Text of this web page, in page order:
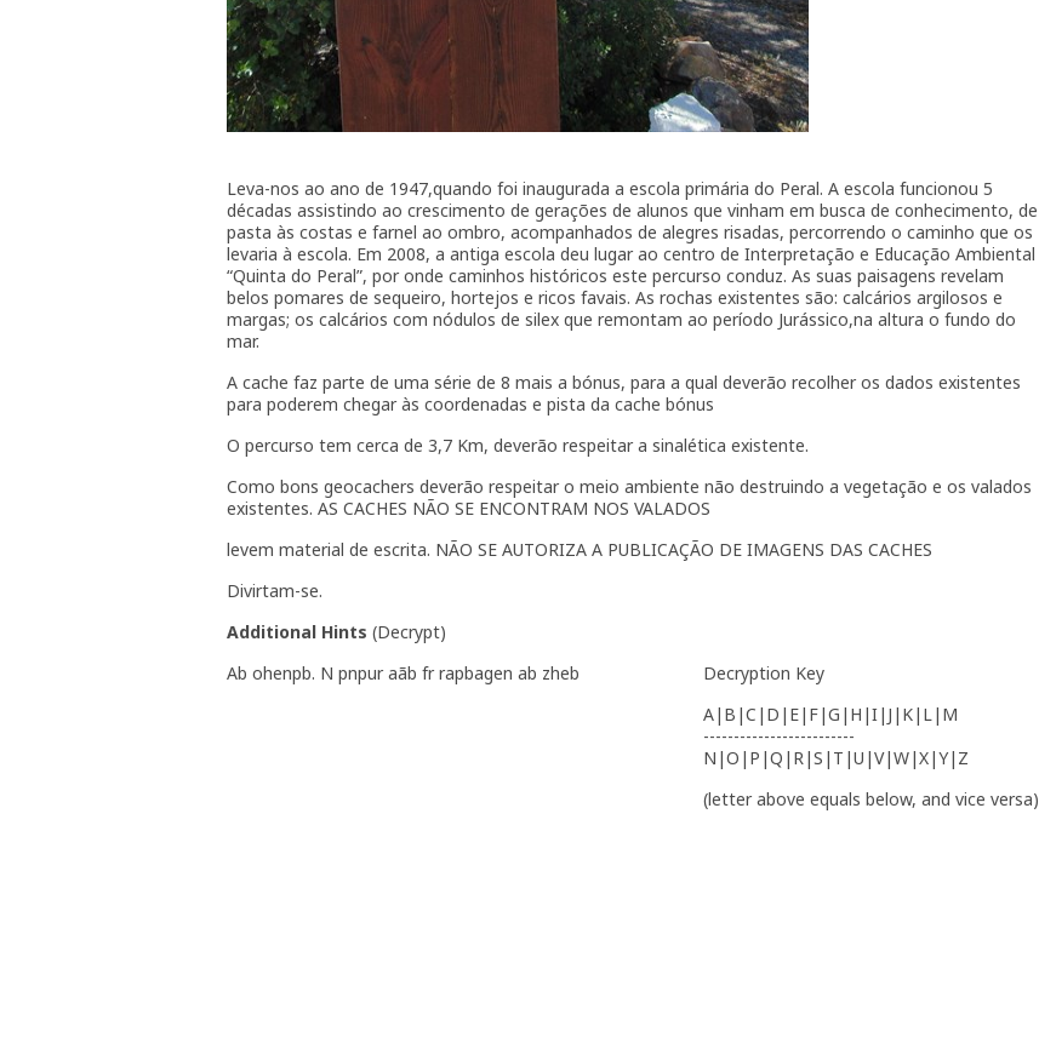
Leva-nos ao ano de 1947,quando foi inaugurada a escola primária do Peral. A escola funcionou 5
décadas assistindo ao crescimento de gerações de alunos que vinham em busca de conhecimento, de
pasta às costas e farnel ao ombro, acompanhados de alegres risadas, percorrendo o caminho que os
levaria à escola. Em 2008, a antiga escola deu lugar ao centro de Interpretação e Educação Ambiental
“Quinta do Peral”, por onde caminhos históricos este percurso conduz. As suas paisagens revelam
belos pomares de sequeiro, hortejos e ricos favais. As rochas existentes são: calcários argilosos e
margas; os calcários com nódulos de silex que remontam ao período Jurássico,na altura o fundo do
mar.
A cache faz parte de uma série de 8 mais a bónus, para a qual deverão recolher os dados existentes
para poderem chegar às coordenadas e pista da cache bónus
O percurso tem cerca de 3,7 Km, deverão respeitar a sinalética existente.
Como bons geocachers deverão respeitar o meio ambiente não destruindo a vegetação e os valados
existentes. AS CACHES NÃO SE ENCONTRAM NOS VALADOS
levem material de escrita. NÃO SE AUTORIZA A PUBLICAÇÃO DE IMAGENS DAS CACHES
Divirtam-se.
Additional Hints (Decrypt)
Ab ohenpb. N pnpur aãb fr rapbagen ab zheb
Decryption Key
A|B|C|D|E|F|G|H|I|J|K|L|M
-------------------------
N|O|P|Q|R|S|T|U|V|W|X|Y|Z
(letter above equals below, and vice versa)